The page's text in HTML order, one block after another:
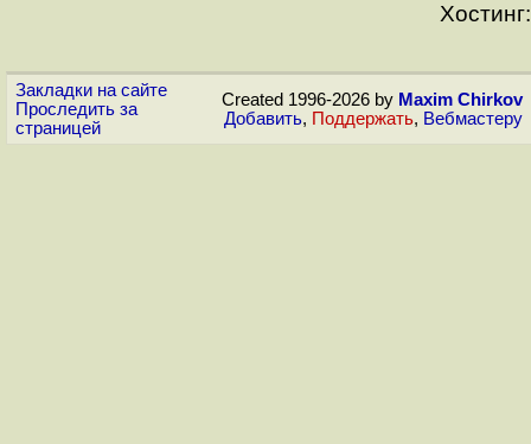
Хостинг:
Закладки на сайте
Проследить за
страницей
Created 1996-2026 by Maxim Chirkov
Добавить, Поддержать, Вебмастеру